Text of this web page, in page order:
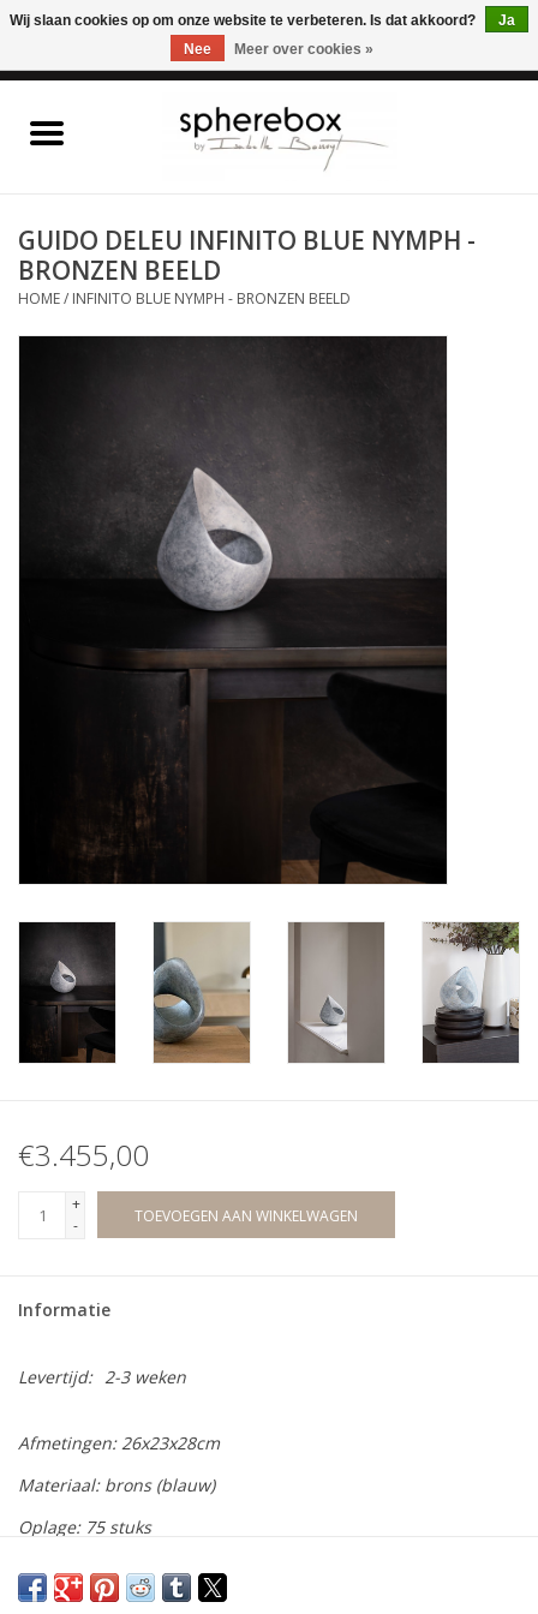
Home
MEUBELEN
GUIDO DELEU INFINITO BLUE NYMPH -
BRONZEN BEELD
HOME/ INFINITO BLUE NYMPH - BRONZEN BEELD
€3.455,00
+
-
TOEVOEGEN AAN WINKELWAGEN
Informatie
Levertijd: 2-3 weken
Afmetingen: 26x23x28cm
Materiaal: brons (blauw)
Oplage: 75 stuks
Wij slaan cookies op om onze website te verbeteren. Is dat akkoord?
Ja
Nee
Meer over cookies »
ONLINE WINKEL VOOR WOONACCESSOIRES, MEUBELEN & KUNST – GRATIS